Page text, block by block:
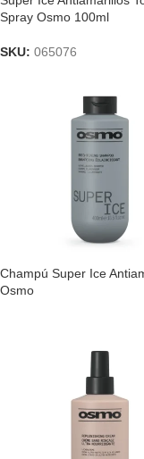
Spray Osmo 100ml
SKU: 065076
Champú Super Ice
Osmo